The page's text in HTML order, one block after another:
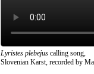
Lyristes plebejus calling song,
Slovenian Karst, recorded by